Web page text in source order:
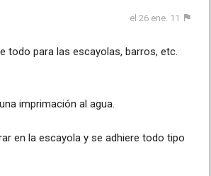
el 26 ene. 11
todo para las escayolas, barros, etc.
imprimación al agua.
en la escayola y se adhiere todo tipo